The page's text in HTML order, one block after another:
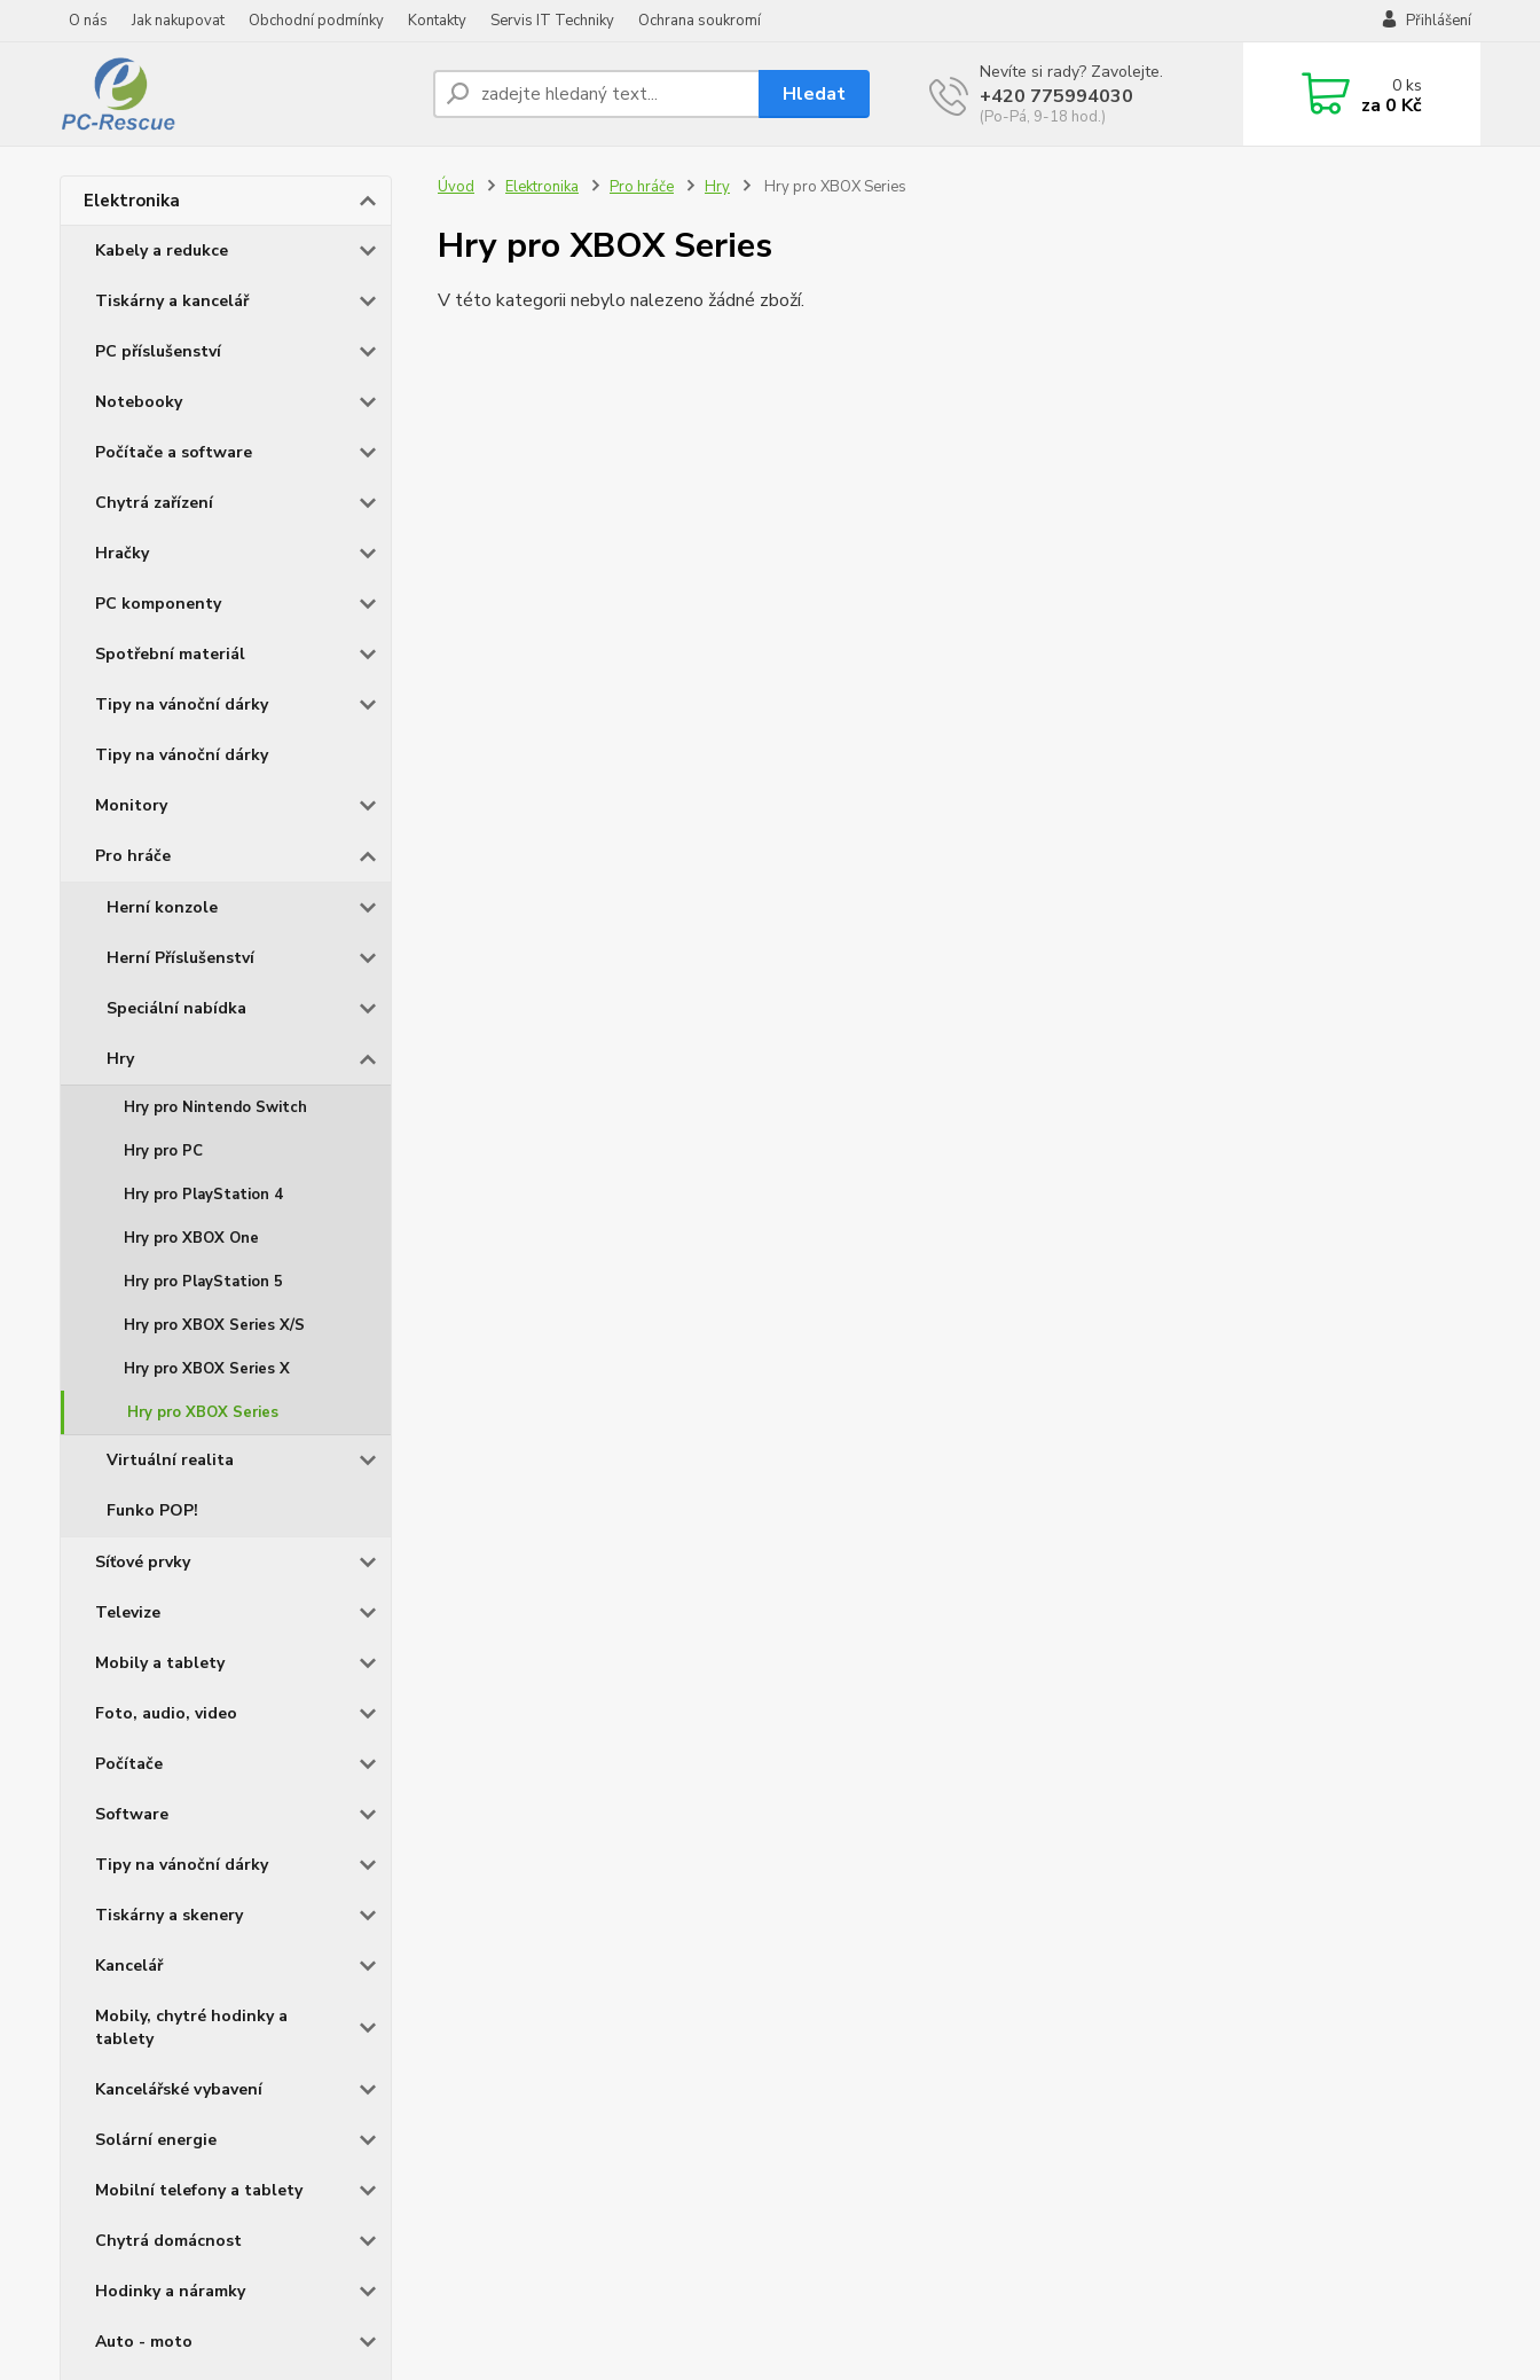
O nás Jak nakupovat Obchodní podmínky Kontakty Servis IT Techniky Ochrana soukromí Přihlášení
Hledat
Nevíte si rady? Zavolejte.
+420 775994030
(Po-Pá, 9-18 hod.)
0ks
za 0 Kč
Elektronika
Kabely a redukce
Tiskárny a kancelář
PC příslušenství
Notebooky
Počítače a software
Chytrá zařízení
Hračky
PC komponenty
Spotřební materiál
Tipy na vánoční dárky
Tipy na vánoční dárky
Monitory
Pro hráče
Herní konzole
Herní Příslušenství
Speciální nabídka
Hry
Hry pro Nintendo Switch
Hry pro PC
Hry pro PlayStation 4
Hry pro XBOX One
Hry pro PlayStation 5
Hry pro XBOX Series X/S
Hry pro XBOX Series X
Hry pro XBOX Series
Virtuální realita
Funko POP!
Síťové prvky
Televize
Mobily a tablety
Foto, audio, video
Počítače
Software
Tipy na vánoční dárky
Tiskárny a skenery
Kancelář
Mobily, chytré hodinky a
tablety
Kancelářské vybavení
Solární energie
Mobilní telefony a tablety
Chytrá domácnost
Hodinky a náramky
Auto - moto
Úvod Elektronika Pro hráče Hry Hry pro XBOX Series
Hry pro XBOX Series
V této kategorii nebylo nalezeno žádné zboží.